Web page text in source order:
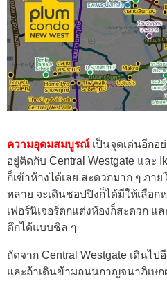
ความอุดมสมบูรณ์ เป็นจุดเด่นอีกอ
อยู่ติดกับ Central Westgate และ
ก็เข้าห้างได้เลย สะดวกมาก ๆ ภา
หลาย จะเดินชอปปิงก็ได้มีให้เลือก
เฟอร์นิเจอร์ตกแต่งห้องก็สะดวก
ดึกได้แบบชิล ๆ
ถัดจาก Central Westgate เดินไป
และถ้าเดินข้ามถนนกาญจนาภิเษ